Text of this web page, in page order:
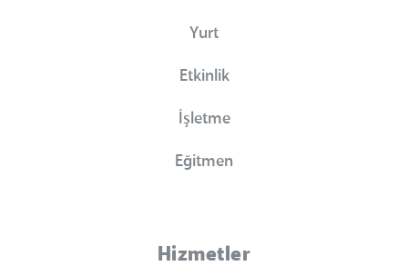
Yurt
Etkinlik
İşletme
Eğitmen
Hizmetler